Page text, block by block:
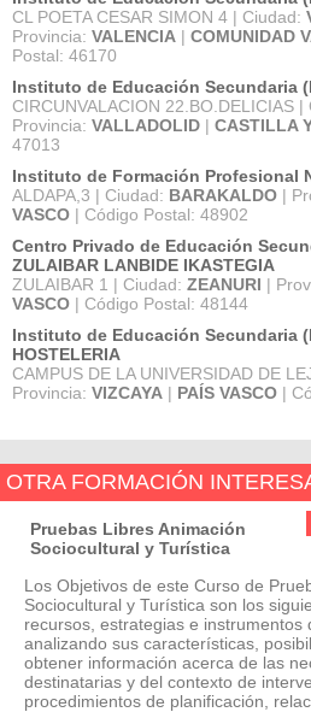
CL POETA CESAR SIMON 4 | Ciudad:
Provincia: VALENCIA | COMUNIDAD
Postal: 46170
Instituto de Educación Secundaria
CIRCUNVALACION 22.BO.DELICIAS |
Provincia: VALLADOLID | CASTILLA
47013
Instituto de Formación Profesional
ALDAPA,3 | Ciudad: BARAKALDO |
VASCO | Código Postal: 48902
Centro Privado de Educación
ZULAIBAR LANBIDE IKASTEGIA
ZULAIBAR 1 | Ciudad: ZEANURI |
VASCO | Código Postal: 48144
Instituto de Educación Secundaria
HOSTELERIA
CAMPUS DE LA UNIVERSIDAD DE
Provincia: VIZCAYA | PAÍS VASCO |
OTRA FORMACIÓN
Pruebas Libres Animación
Sociocultural y Turística
Los Objetivos de este Curso de
Sociocultural y Turística son los
recursos, estrategias e instrumentos
analizando sus características,
obtener información acerca de las
destinatarias y del contexto de
procedimientos de planificación,